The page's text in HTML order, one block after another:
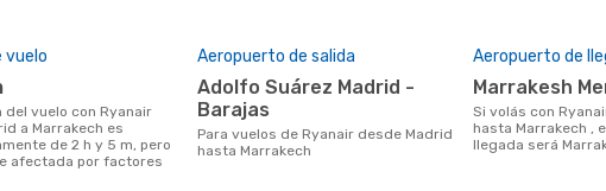
vuelo
a Marrakech es
de 2 h y 5 m, pero
afectada por factores
Aeropuerto de salida
Adolfo Suárez Madrid -
Barajas
Para vuelos de Ryanair desde Madrid
hasta Marrakech
Aeropuerto de
Marrakesh
Si volás con Ryanair desde Madrid
hasta Marrakech ,
llegada será